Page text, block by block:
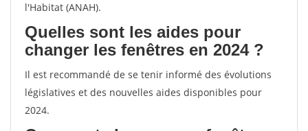
l'Habitat (ANAH).
Quelles sont les aides pour
changer les fenêtres en 2024 ?
Il est recommandé de se tenir informé des évolutions
législatives et des nouvelles aides disponibles pour
2024.